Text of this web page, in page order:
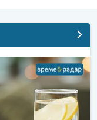
прогноза. . .